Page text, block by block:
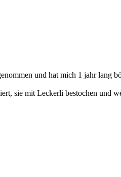
und hat mich 1 jahr lang
sie mit Leckerli bestochen und